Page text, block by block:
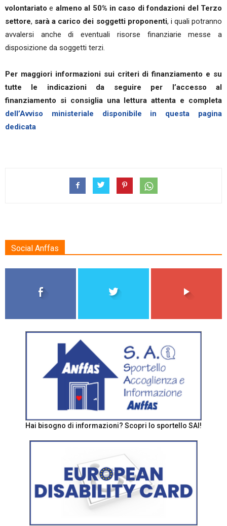
volontariato e almeno al 50% in caso di fondazioni del Terzo
settore, sarà a carico dei soggetti proponenti, i quali potranno
avvalersi anche di eventuali risorse finanziarie messe a
disposizione da soggetti terzi.
Per maggiori informazioni sui criteri di finanziamento e su
tutte le indicazioni da seguire per l’accesso al
finanziamento si consiglia una lettura attenta e completa
dell’Avviso ministeriale disponibile in questa pagina
dedicata
Social Anffas
Hai bisogno di informazioni? Scopri lo sportello SAI!